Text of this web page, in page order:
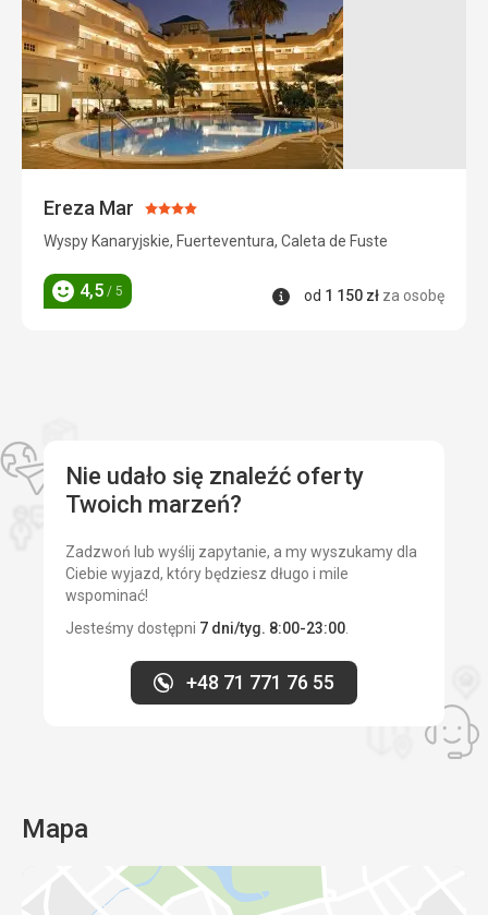
/ Ulice
Ta recenzja została automatycznie przetłumaczona za
pomocą Google Translate
Ereza Mar Ocena:
4/5
Wyspy Kanaryjskie, Fuerteventura, Caleta de Fuste
Ocena
4,5 / 5 Informacje
od 1 150 zł za osobę
Nie udało się znaleźć oferty
Twoich marzeń?
Zadzwoń lub wyślij zapytanie, a my wyszukamy dla
Ciebie wyjazd, który będziesz długo i mile
wspominać!
Jesteśmy dostępni 7 dni/tyg. 8:00-23:00
+48 71 771 76 55
Mapa